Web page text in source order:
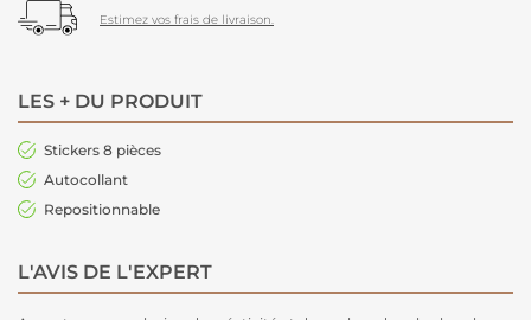
Estimez vos frais de livraison.
LES + DU PRODUIT
Stickers 8 pièces
Autocollant
Repositionnable
L'AVIS DE L'EXPERT